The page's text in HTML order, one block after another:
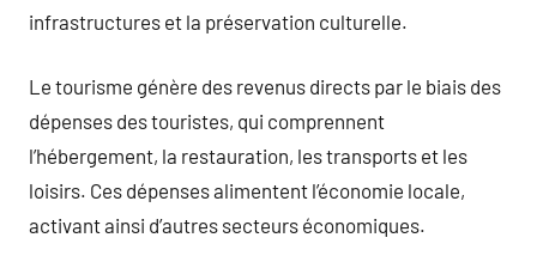
infrastructures et la préservation culturelle.
Le tourisme génère des revenus directs par le biais des
dépenses des touristes, qui comprennent
l’hébergement, la restauration, les transports et les
loisirs. Ces dépenses alimentent l’économie locale,
activant ainsi d’autres secteurs économiques.